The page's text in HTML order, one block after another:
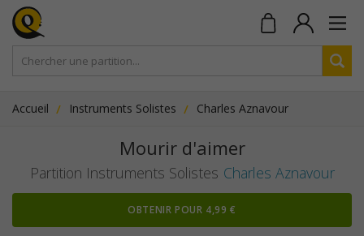
Accueil Instruments Solistes Charles Aznavour
Mourir d'aimer
Partition Instruments Solistes Charles Aznavour
OBTENIR POUR 4,99 €